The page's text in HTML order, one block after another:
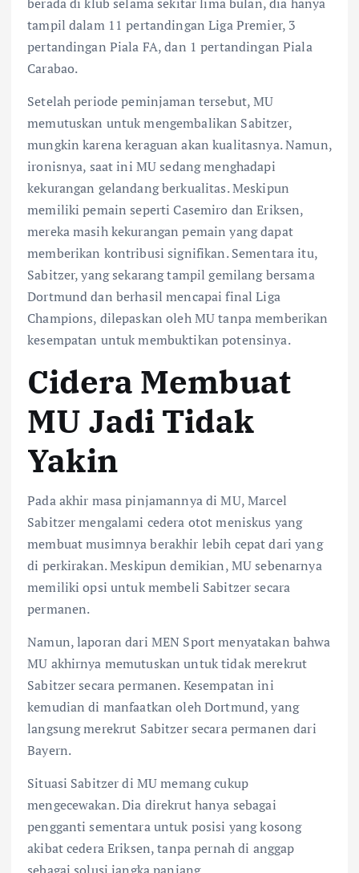
tampil dalam 11 pertandingan Liga Premier, 3
pertandingan Piala FA, dan 1 pertandingan Piala
Carabao.
Setelah periode peminjaman tersebut, MU
memutuskan untuk mengembalikan Sabitzer,
mungkin karena keraguan akan kualitasnya. Namun,
ironisnya, saat ini MU sedang menghadapi
kekurangan gelandang berkualitas. Meskipun
memiliki pemain seperti Casemiro dan Eriksen,
mereka masih kekurangan pemain yang dapat
memberikan kontribusi signifikan. Sementara itu,
Sabitzer, yang sekarang tampil gemilang bersama
Dortmund dan berhasil mencapai final Liga
Champions, dilepaskan oleh MU tanpa memberikan
kesempatan untuk membuktikan potensinya.
Cidera Membuat
MU Jadi Tidak
Yakin
Pada akhir masa pinjamannya di MU, Marcel
Sabitzer mengalami cedera otot meniskus yang
membuat musimnya berakhir lebih cepat dari yang
di perkirakan. Meskipun demikian, MU sebenarnya
memiliki opsi untuk membeli Sabitzer secara
permanen.
Namun, laporan dari MEN Sport menyatakan bahwa
MU akhirnya memutuskan untuk tidak merekrut
Sabitzer secara permanen. Kesempatan ini
kemudian di manfaatkan oleh Dortmund, yang
langsung merekrut Sabitzer secara permanen dari
Bayern.
Situasi Sabitzer di MU memang cukup
mengecewakan. Dia direkrut hanya sebagai
pengganti sementara untuk posisi yang kosong
akibat cedera Eriksen, tanpa pernah di anggap